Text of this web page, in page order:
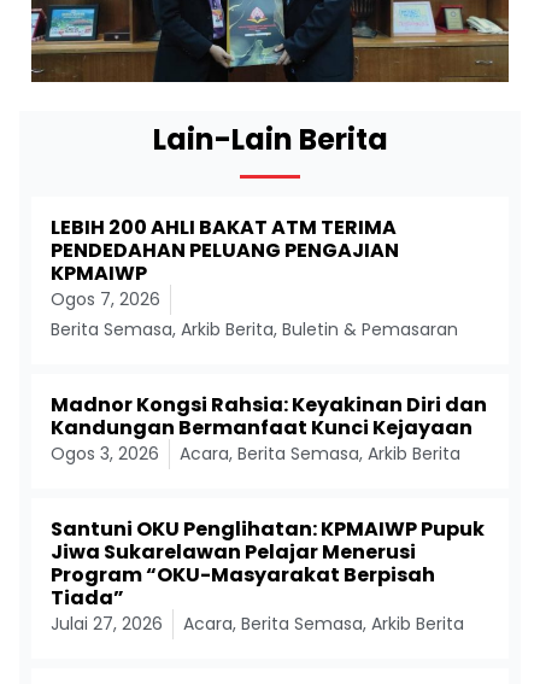
Lain-Lain Berita
LEBIH 200 AHLI BAKAT ATM TERIMA
PENDEDAHAN PELUANG PENGAJIAN
KPMAIWP
Ogos 7, 2026
Berita Semasa, Arkib Berita, Buletin & Pemasaran
Madnor Kongsi Rahsia: Keyakinan Diri dan
Kandungan Bermanfaat Kunci Kejayaan
Ogos 3, 2026 Acara, Berita Semasa, Arkib Berita
Santuni OKU Penglihatan: KPMAIWP Pupuk
Jiwa Sukarelawan Pelajar Menerusi
Program “OKU-Masyarakat Berpisah
Tiada”
Julai 27, 2026 Acara, Berita Semasa, Arkib Berita